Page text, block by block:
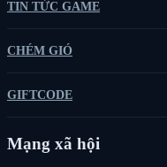
TIN TỨC GAME
CHÉM GIÓ
GIFTCODE
Mạng xã hội